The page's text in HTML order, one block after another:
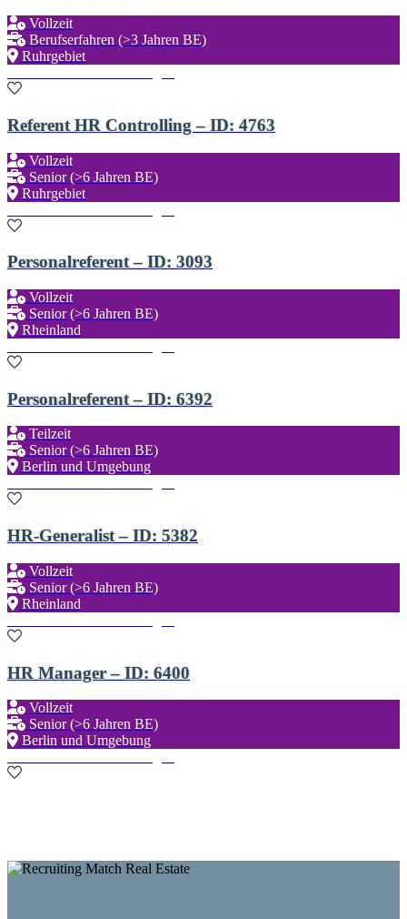
Vollzeit
Berufserfahren (>3 Jahren BE)
Ruhrgebiet
Referent HR Controlling – ID: 4763
Vollzeit
Senior (>6 Jahren BE)
Ruhrgebiet
Personalreferent – ID: 3093
Vollzeit
Senior (>6 Jahren BE)
Rheinland
Personalreferent – ID: 6392
Teilzeit
Senior (>6 Jahren BE)
Berlin und Umgebung
HR-Generalist – ID: 5382
Vollzeit
Senior (>6 Jahren BE)
Rheinland
HR Manager – ID: 6400
Vollzeit
Senior (>6 Jahren BE)
Berlin und Umgebung